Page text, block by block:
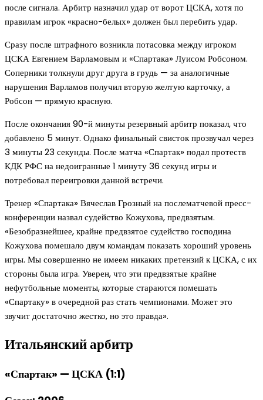
после сигнала. Арбитр назначил удар от ворот ЦСКА, хотя по
правилам игрок «красно-белых» должен был перебить удар.
Сразу после штрафного возникла потасовка между игроком
ЦСКА Евгением Варламовым и «Спартака» Луисом Робсоном.
Соперники толкнули друг друга в грудь — за аналогичные
нарушения Варламов получил вторую желтую карточку, а
Робсон — прямую красную.
После окончания 90-й минуты резервный арбитр показал, что
добавлено 5 минут. Однако финальный свисток прозвучал через
3 минуты 23 секунды. После матча «Спартак» подал протеств
КДК РФС на недоигранные 1 минуту 36 секунд игры и
потребовал переигровки данной встречи.
Тренер «Спартака» Вячеслав Грозный на послематчевой пресс-
конференции назвал судейство Кожухова, предвзятым.
«Безобразнейшее, крайне предвзятое судейство господина
Кожухова помешало двум командам показать хороший уровень
игры. Мы совершенно не имеем никаких претензий к ЦСКА, с их
стороны была игра. Уверен, что эти предвзятые крайне
нефутбольные моменты, которые стараются помешать
«Спартаку» в очередной раз стать чемпионами. Может это
звучит достаточно жестко, но это правда».
Итальянский арбитр
«Спартак» — ЦСКА (1:1)